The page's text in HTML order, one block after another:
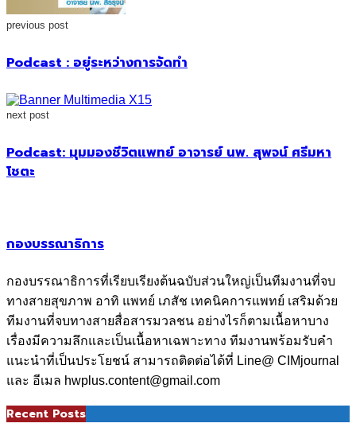
previous post
Podcast : อยู่ระหว่างการจัดทำ
next post
Podcast: มุมมองชีวิตแพทย์ อาจารย์ นพ. สุพจน์ ศรีมหา
โชตะ
กองบรรณาธิการ
กองบรรณาธิการที่เรียบเรียงต้นฉบับส่วนใหญ่เป็นทีมงานที่จบ
ทางสายสุขภาพ อาทิ แพทย์ เภสัช เทคนิคการแพทย์ เสริมด้วย
ทีมงานที่จบทางสายสื่อสารมวลชน อย่างไรก็ตามเนื้อหาบาง
เรื่องมีความลึกและเป็นเนื้อหาเฉพาะทาง ทีมงานพร้อมรับคำ
แนะนำที่เป็นประโยชน์ สามารถติดต่อได้ที่ Line@ CIMjournal
และ อีเมล hwplus.content@gmail.com
Recent Posts